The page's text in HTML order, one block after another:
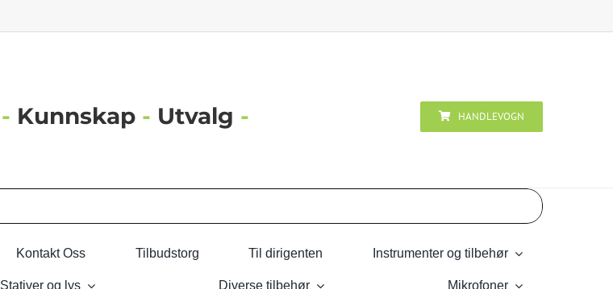
- Kunnskap - Utvalg - HANDLEVOGN
Kontakt Oss Tilbudstorg Til dirigenten Instrumenter og tilbehør
Stativer og lys Diverse tilbehør Mikrofoner